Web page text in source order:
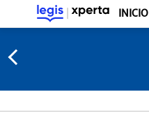
INICIO